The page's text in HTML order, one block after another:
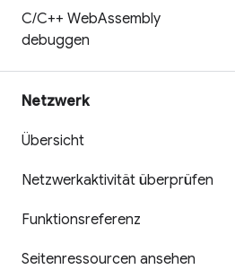
C/C++ WebAssembly
debuggen
Netzwerk
Übersicht
Netzwerkaktivität überprüfen
Funktionsreferenz
Seitenressourcen ansehen